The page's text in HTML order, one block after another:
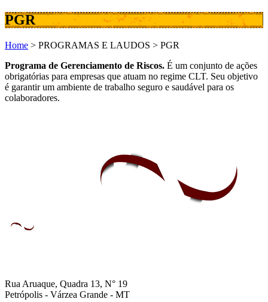
PGR
Home > PROGRAMAS E LAUDOS > PGR
Programa de Gerenciamento de Riscos. É um conjunto de ações
obrigatórias para empresas que atuam no regime CLT. Seu objetivo
é garantir um ambiente de trabalho seguro e saudável para os
colaboradores.
Rua Aruaque, Quadra 13, N° 19
Petrópolis - Várzea Grande - MT